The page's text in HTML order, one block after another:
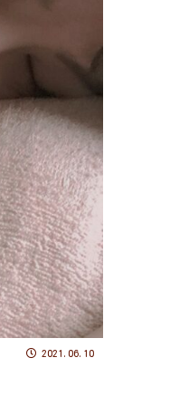
2021.06.10